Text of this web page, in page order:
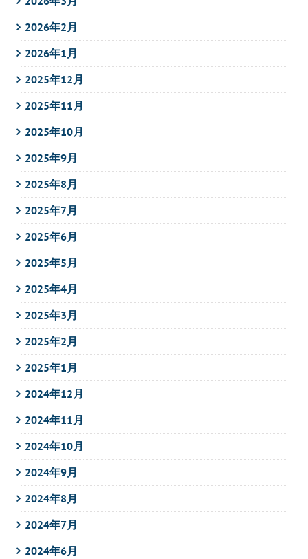
2026年2月
2026年1月
2025年12月
2025年11月
2025年10月
2025年9月
2025年8月
2025年7月
2025年6月
2025年5月
2025年4月
2025年3月
2025年2月
2025年1月
2024年12月
2024年11月
2024年10月
2024年9月
2024年8月
2024年7月
2024年6月